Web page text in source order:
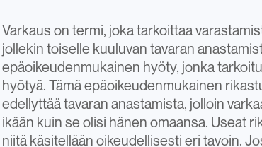
Varkaus on termi, joka tarkoittaa
jollekin toiselle kuuluvan tavaran
epäoikeudenmukainen hyöty, jonka
hyötyä. Tämä epäoikeudenmukainen
edellyttää tavaran anastamista, jolloin
ikään kuin se olisi hänen omaansa. Useat
niitä käsitellään oikeudellisesti eri tavoin.